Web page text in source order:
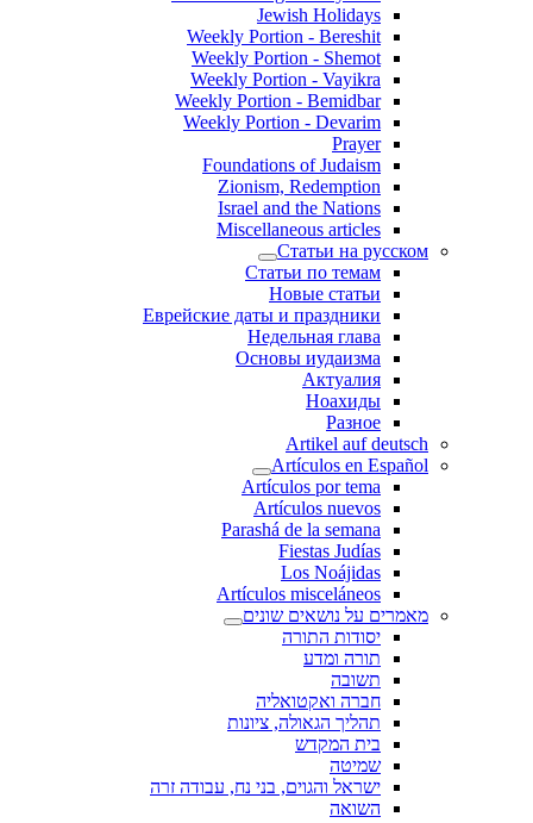
Jewish Holidays
Weekly Portion - Bereshit
Weekly Portion - Shemot
Weekly Portion - Vayikra
Weekly Portion - Bemidbar
Weekly Portion - Devarim
Prayer
Foundations of Judaism
Zionism, Redemption
Israel and the Nations
Miscellaneous articles
Статьи на русском
Статьи по темам
Новые статьи
Еврейские даты и праздники
Недельная глава
Основы иудаизма
Актуалия
Ноахиды
Разное
Artikel auf deutsch
Artículos en Español
Artículos por tema
Artículos nuevos
Parashá de la semana
Fiestas Judías
Los Noájidas
Artículos misceláneos
מאמרים על נושאים שונים
יסודות התורה
תורה ומדע
תשובה
חברה ואקטואליה
תהליך הגאולה, ציונות
בית המקדש
שמיטה
ישראל והגוים, בני נח, עבודה זרה
השואה